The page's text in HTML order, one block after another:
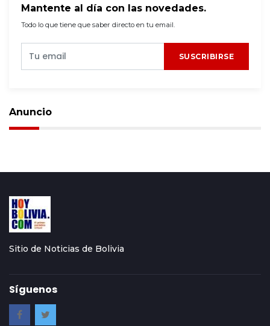
Mantente al día con las novedades.
Todo lo que tiene que saber directo en tu email.
SUSCRIBIRSE
Anuncio
Sitio de Noticias de Bolivia
Síguenos